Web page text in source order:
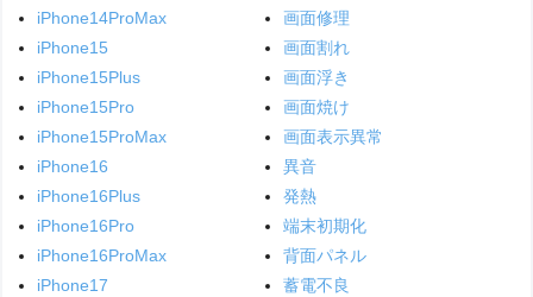
iPhone14ProMax
iPhone15
iPhone15Plus
iPhone15Pro
iPhone15ProMax
iPhone16
iPhone16Plus
iPhone16Pro
iPhone16ProMax
iPhone17
画面修理
画面割れ
画面浮き
画面焼け
画面表示異常
異音
発熱
端末初期化
背面パネル
蓄電不良